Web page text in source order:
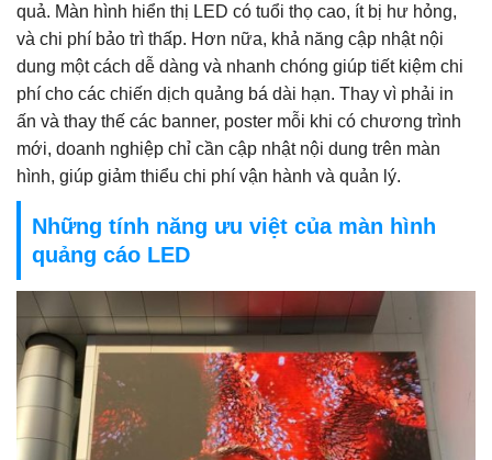
quả. Màn hình hiển thị LED có tuổi thọ cao, ít bị hư hỏng,
và chi phí bảo trì thấp. Hơn nữa, khả năng cập nhật nội
dung một cách dễ dàng và nhanh chóng giúp tiết kiệm chi
phí cho các chiến dịch quảng bá dài hạn. Thay vì phải in
ấn và thay thế các banner, poster mỗi khi có chương trình
mới, doanh nghiệp chỉ cần cập nhật nội dung trên màn
hình, giúp giảm thiểu chi phí vận hành và quản lý.
Những tính năng ưu việt của màn hình
quảng cáo LED